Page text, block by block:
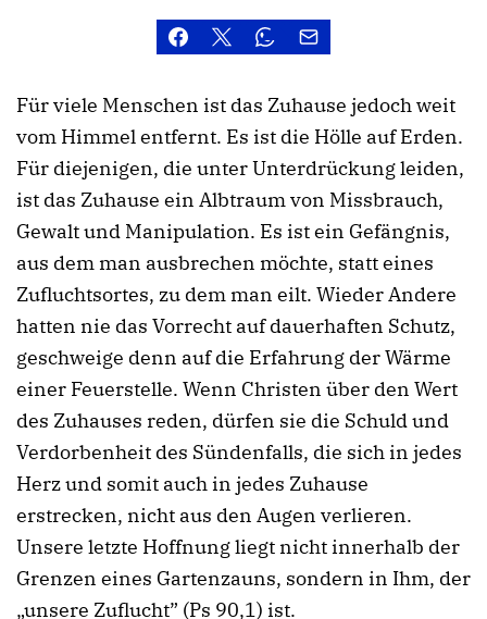
Für viele Menschen ist das Zuhause jedoch weit
vom Himmel entfernt. Es ist die Hölle auf Erden.
Für diejenigen, die unter Unterdrückung leiden,
ist das Zuhause ein Albtraum von Missbrauch,
Gewalt und Manipulation. Es ist ein Gefängnis,
aus dem man ausbrechen möchte, statt eines
Zufluchtsortes, zu dem man eilt. Wieder Andere
hatten nie das Vorrecht auf dauerhaften Schutz,
geschweige denn auf die Erfahrung der Wärme
einer Feuerstelle. Wenn Christen über den Wert
des Zuhauses reden, dürfen sie die Schuld und
Verdorbenheit des Sündenfalls, die sich in jedes
Herz und somit auch in jedes Zuhause
erstrecken, nicht aus den Augen verlieren.
Unsere letzte Hoffnung liegt nicht innerhalb der
Grenzen eines Gartenzauns, sondern in Ihm, der
„unsere Zuflucht” (Ps 90,1) ist.